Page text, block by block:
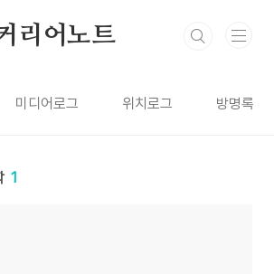
리어노트
미디어로그 위치로그 방명록
1